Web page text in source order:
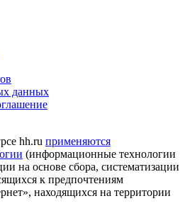
данных
hh.ru применяются
(информационные технологии
на основе сбора, систематизации
к предпочтениям
находящихся на территории